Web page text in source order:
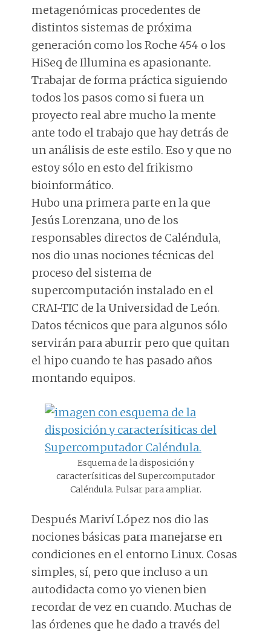
metagenómicas procedentes de
distintos sistemas de próxima
generación como los Roche 454 o los
HiSeq de Illumina es apasionante.
Trabajar de forma práctica siguiendo
todos los pasos como si fuera un
proyecto real abre mucho la mente
ante todo el trabajo que hay detrás de
un análisis de este estilo. Eso y que no
estoy sólo en esto del frikismo
bioinformático.
Hubo una primera parte en la que
Jesús Lorenzana, uno de los
responsables directos de Caléndula,
nos dio unas nociones técnicas del
proceso del sistema de
supercomputación instalado en el
CRAI-TIC de la Universidad de León.
Datos técnicos que para algunos sólo
servirán para aburrir pero que quitan
el hipo cuando te has pasado años
montando equipos.
Esquema de la disposición y
caracterísiticas del Supercomputador
Caléndula. Pulsar para ampliar.
Después Mariví López nos dio las
nociones básicas para manejarse en
condiciones en el entorno Linux. Cosas
simples, sí, pero que incluso a un
autodidacta como yo vienen bien
recordar de vez en cuando. Muchas de
las órdenes que he dado a través del